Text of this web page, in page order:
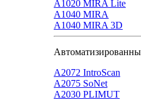
A1020 MIRA Lite
А1040 MIRA
A1040 MIRA 3D
А2072 IntroScan
А2075 SoNet
А2030 PLIMUT